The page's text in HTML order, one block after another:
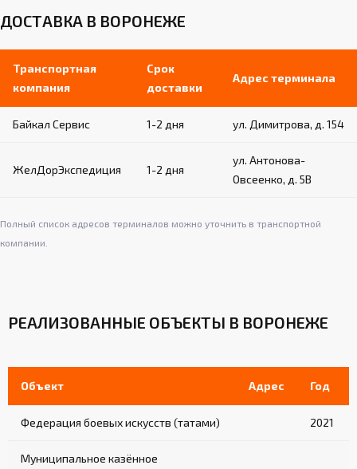
ДОСТАВКА В ВОРОНЕЖЕ
Транспортная
компания
Срок
доставки
Адрес терминала
Байкал Сервис 1-2 дня ул. Димитрова, д. 154
ЖелДорЭкспедиция 1-2 дня
ул. Антонова-
Овсеенко, д. 5В
Полный список адресов терминалов можно уточнить в транспортной
компании.
РЕАЛИЗОВАННЫЕ ОБЪЕКТЫ В ВОРОНЕЖЕ
Объект Адрес Год
Федерация боевых искусств (татами) 2021
Муниципальное казённое